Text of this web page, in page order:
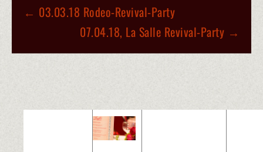
BEITRAGS-
NAVIGATION
← 03.03.18 Rodeo-Revival-Party
07.04.18, La Salle Revival-Party →